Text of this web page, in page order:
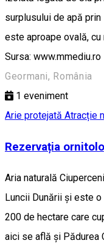
surplusului de apă
este aproape ovală,
Sursa:
Geormani, România
1 eveniment
Arie protejată Atracție
Rezervația
Aria naturală
Luncii Dunării și este
200 de hectare care
aici se află și Pădurea